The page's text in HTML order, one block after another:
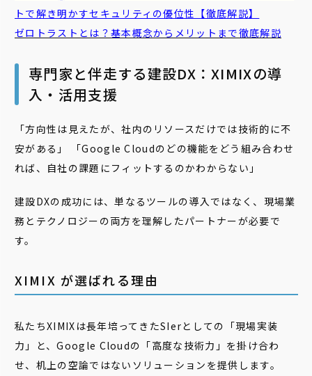
トで解き明かすセキュリティの優位性【徹底解説】
ゼロトラストとは？基本概念からメリットまで徹底解説
専門家と伴走する建設DX：XIMIXの導
入・活用支援
「方向性は見えたが、社内のリソースだけでは技術的に不
安がある」 「Google Cloudのどの機能をどう組み合わせ
れば、自社の課題にフィットするのかわからない」
建設DXの成功には、単なるツールの導入ではなく、現場業
務とテクノロジーの両方を理解したパートナーが必要で
す。
XIMIX が選ばれる理由
私たちXIMIXは長年培ってきたSIerとしての「現場実装
力」と、Google Cloudの「高度な技術力」を掛け合わ
せ、机上の空論ではないソリューションを提供します。